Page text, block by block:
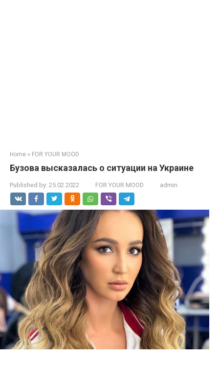
Home » FOR YOUR MOOD
Бузова высказалась о ситуации на Украине
Published by: 25.02.2022 FOR YOUR MOOD admin